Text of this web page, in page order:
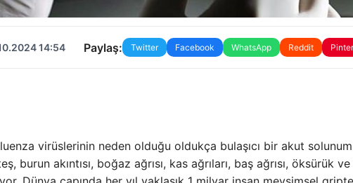
14:54 Paylaş: Twitter Facebook WhatsApp Reddit
virüslerinin neden olduğu oldukça bulaşıcı bir akut
akıntısı, boğaz ağrısı, kas ağrıları, baş ağrısı, öksürük ve